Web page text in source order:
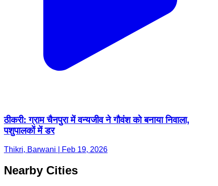
ठीकरी: ग्राम चैनपुरा में वन्यजीव ने गौवंश को बनाया निवाला,
पशुपालकों में डर
Thikri, Barwani | Feb 19, 2026
Nearby Cities